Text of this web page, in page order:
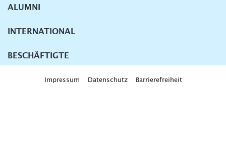
ALUMNI
INTERNATIONAL
BESCHÄFTIGTE
Impressum Datenschutz Barrierefreiheit